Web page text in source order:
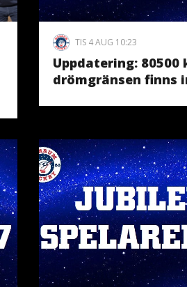
TIS 4 AUG 10:23
Uppdatering: 80500
drömgränsen finns